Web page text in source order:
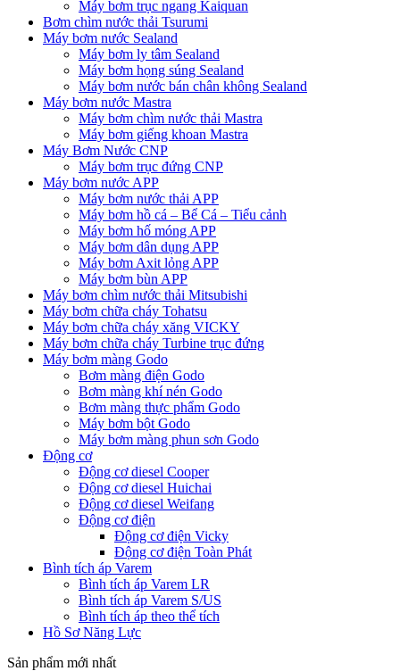
Máy bơm trục ngang Kaiquan
Bơm chìm nước thải Tsurumi
Máy bơm nước Sealand
Máy bơm ly tâm Sealand
Máy bơm họng súng Sealand
Máy bơm nước bán chân không Sealand
Máy bơm nước Mastra
Máy bơm chìm nước thải Mastra
Máy bơm giếng khoan Mastra
Máy Bơm Nước CNP
Máy bơm trục đứng CNP
Máy bơm nước APP
Máy bơm nước thải APP
Máy bơm hồ cá – Bể Cá – Tiểu cảnh
Máy bơm hố móng APP
Máy bơm dân dụng APP
Máy bơm Axit lỏng APP
Máy bơm bùn APP
Máy bơm chìm nước thải Mitsubishi
Máy bơm chữa cháy Tohatsu
Máy bơm chữa cháy xăng VICKY
Máy bơm chữa cháy Turbine trục đứng
Máy bơm màng Godo
Bơm màng điện Godo
Bơm màng khí nén Godo
Bơm màng thực phẩm Godo
Máy bơm bột Godo
Máy bơm màng phun sơn Godo
Động cơ
Động cơ diesel Cooper
Động cơ diesel Huichai
Động cơ diesel Weifang
Động cơ điện
Động cơ điện Vicky
Động cơ điện Toàn Phát
Bình tích áp Varem
Bình tích áp Varem LR
Bình tích áp Varem S/US
Bình tích áp theo thể tích
Hồ Sơ Năng Lực
Sản phẩm mới nhất